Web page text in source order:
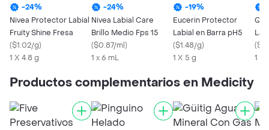
-24%
Nivea Protector Labial
Fruity Shine Fresa
($1.02/g)
1 X 4.8 g
-24%
Nivea Labial Care
Brillo Medio Fps 15
($0.87/ml)
1 x 6 mL
-19%
Eucerin Protector
Labial en Barra pH5
($1.48/g)
1 X 5 g
(
1 x
Productos complementarios en Medicity